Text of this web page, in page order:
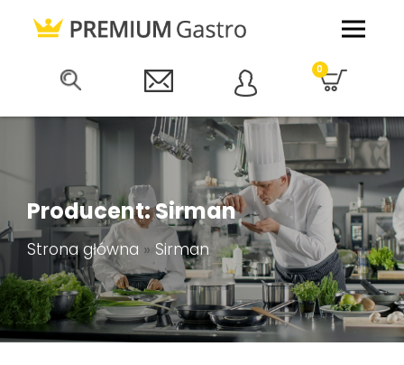
0
Producent: Sirman
Strona główna » Sirman